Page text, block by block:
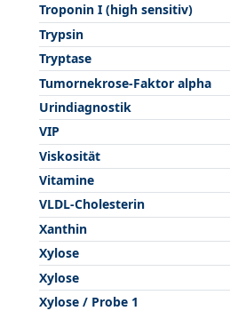
Troponin I (high sensitiv)
Trypsin
Tryptase
Tumornekrose-Faktor alpha
Urindiagnostik
VIP
Viskosität
Vitamine
VLDL-Cholesterin
Xanthin
Xylose
Xylose
Xylose / Probe 1